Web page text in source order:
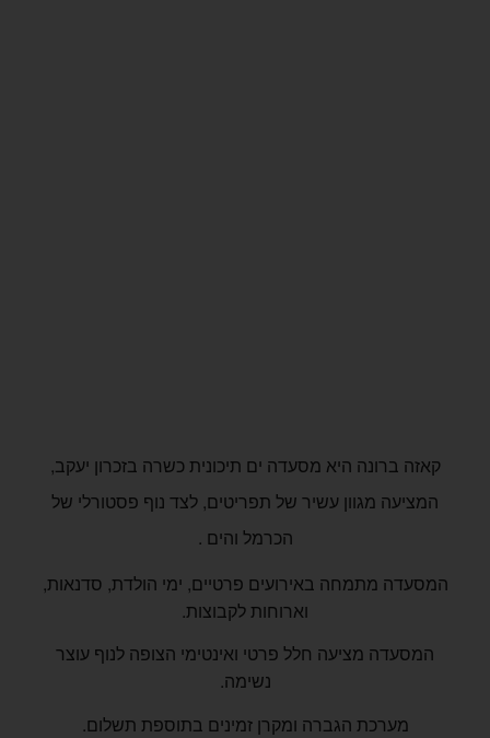
קאזה ברונה היא מסעדה ים תיכונית כשרה בזכרון יעקב,
המציעה מגוון עשיר של תפריטים, לצד נוף פסטורלי של
הכרמל והים .
המסעדה מתמחה באירועים פרטיים, ימי הולדת, סדנאות,
וארוחות לקבוצות.
המסעדה מציעה חלל פרטי ואינטימי הצופה לנוף עוצר
נשימה.
מערכת הגברה ומקרן זמינים בתוספת תשלום.